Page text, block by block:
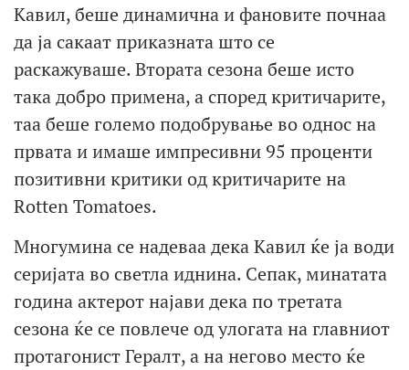
Кавил, беше динамична и фановите почнаа
да ја сакаат приказната што се
раскажуваше. Втората сезона беше исто
така добро примена, а според критичарите,
таа беше големо подобрување во однос на
првата и имаше импресивни 95 проценти
позитивни критики од критичарите на
Rotten Tomatoes.
Многумина се надеваа дека Кавил ќе ја води
серијата во светла иднина. Сепак, минатата
година актерот најави дека по третата
сезона ќе се повлече од улогата на главниот
протагонист Гералт, а на негово место ќе